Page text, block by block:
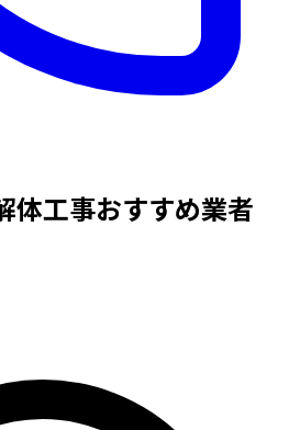
体工事おすすめ業者